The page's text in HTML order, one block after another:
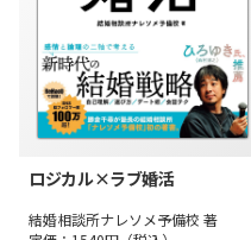
ロジカル×ラブ婚活
結婚相談所ナレソメ予備校 著